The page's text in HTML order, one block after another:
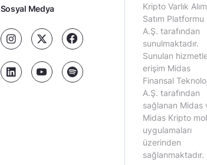
Sosyal Medya
Kripto Varlık Alım
Satım Platformu
A.Ş. tarafından
sunulmaktadır.
Sunulan
erişim Midas
Finansal
A.Ş. tarafından
sağlanan Midas
Midas Kripto
uygulamaları
üzerinden
sağlanmaktadır.